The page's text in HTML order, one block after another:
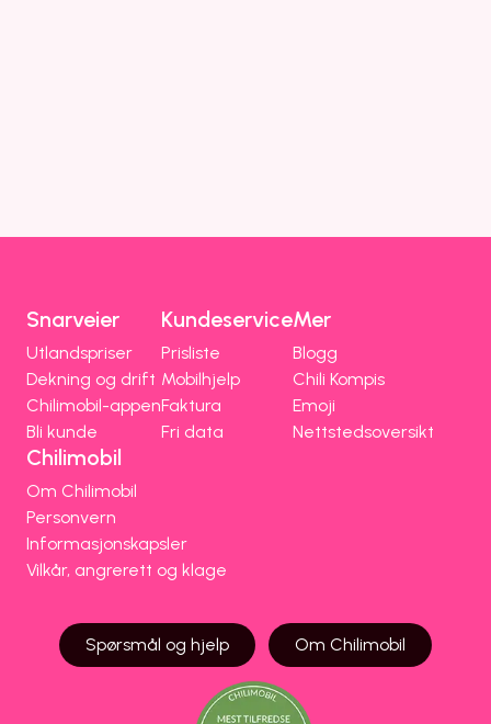
Snarveier
Utlandspriser
Dekning og drift
Chilimobil-appen
Bli kunde
Kundeservice
Prisliste
Mobilhjelp
Faktura
Fri data
Mer
Blogg
Chili Kompis
Emoji
Nettstedsoversikt
Chilimobil
Om Chilimobil
Personvern
Informasjonskapsler
Vilkår, angrerett og klage
Spørsmål og hjelp Om Chilimobil